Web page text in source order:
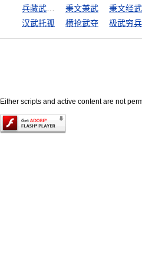
秉文兼武 秉文经武
汉武托孤
横抢武夺 极武穷兵
Either scripts and active content are not